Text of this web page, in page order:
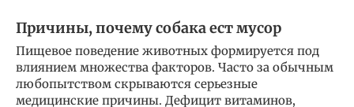
Причины, почему собака ест мусор
Пищевое поведение животных формируется под
влиянием множества факторов. Часто за обычным
любопытством скрываются серьезные
медицинские причины. Дефицит витаминов,